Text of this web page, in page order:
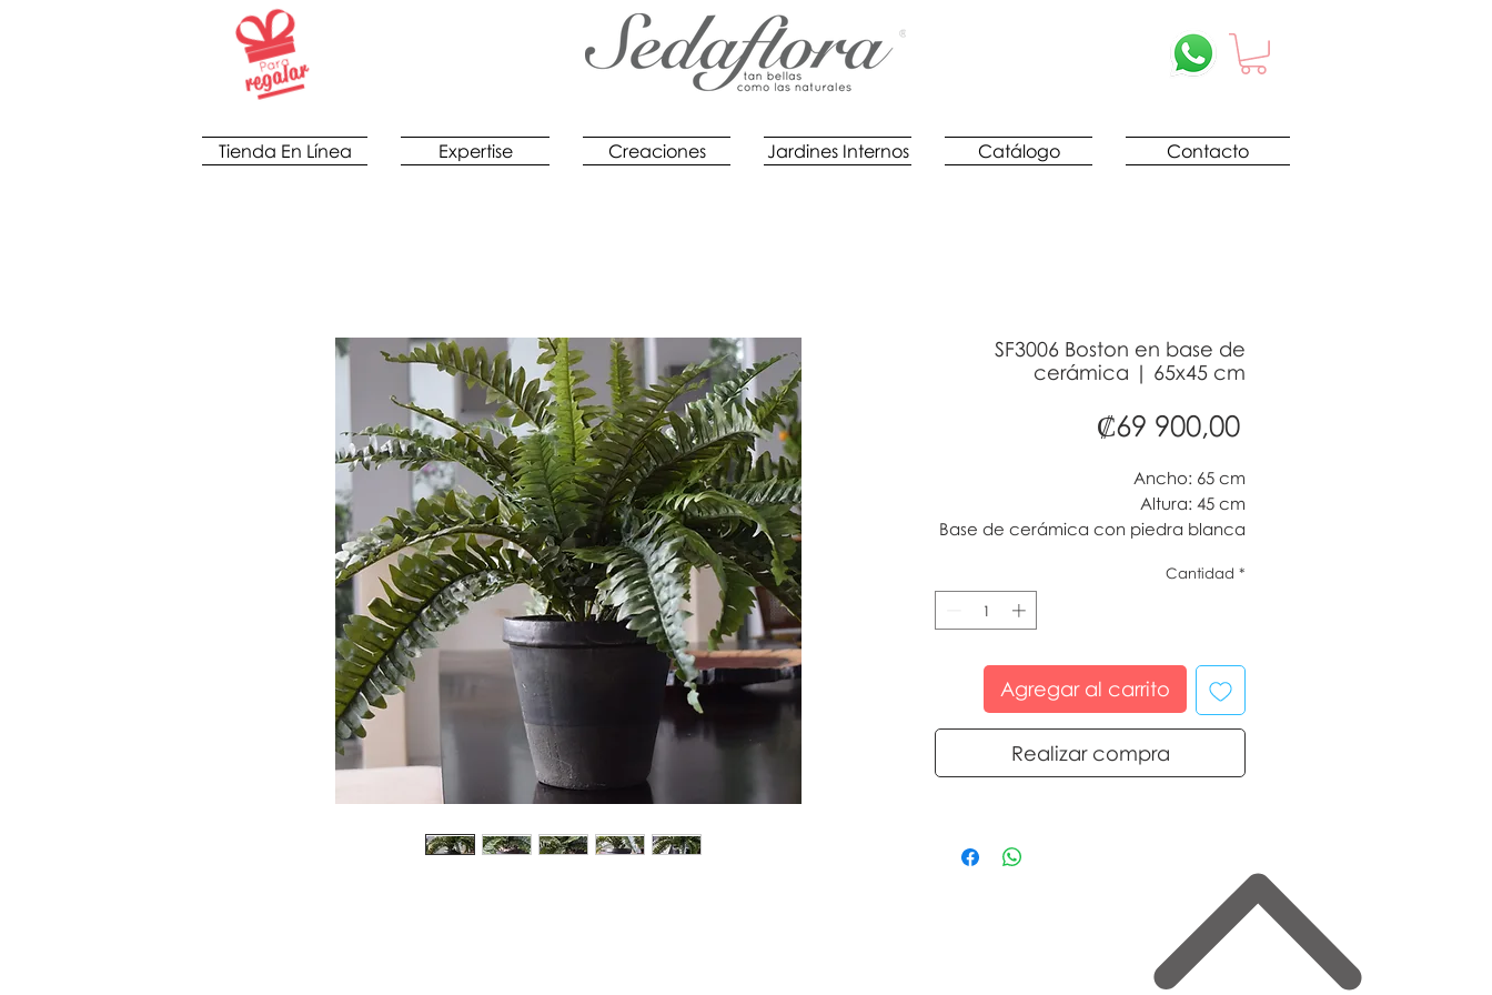
Tienda En Línea Expertise Creaciones Jardines Internos Catálogo Contacto
SF3006 Boston en base de
cerámica | 65x45 cm
₡69 900,00Precio
Ancho: 65 cm
Altura: 45 cm
Base de cerámica con piedra blanca
Cantidad *
Agregar al carrito
Realizar compra